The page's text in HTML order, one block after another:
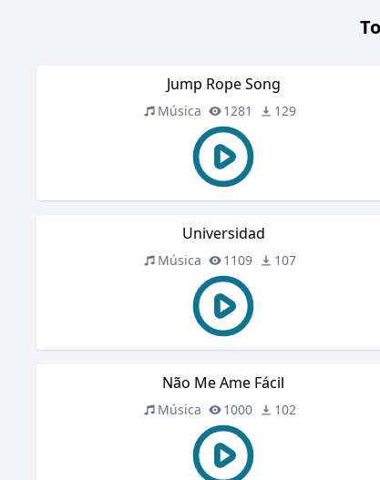
Jump Rope Song
Música 1281 129
Universidad
Música 1109 107
Não Me Ame Fácil
Música 1000 102